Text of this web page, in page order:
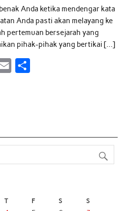
Anda ketika mendengar kata
Anda pasti akan melayang ke
pertemuan bersejarah yang
pihak-pihak yang bertikai […]
T F S S